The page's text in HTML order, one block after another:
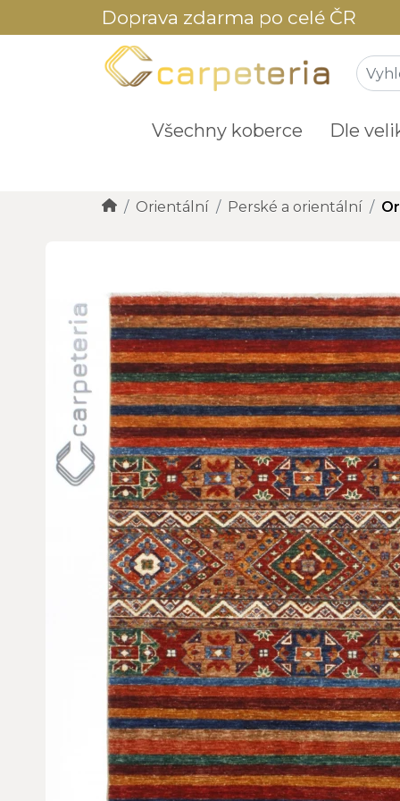
Doprava zdarma po celé ČR
Všechny koberce Dle
Orientální Perské a orientální